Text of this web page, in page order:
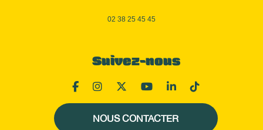
02 38 25 45 45
Suivez-nous
NOUS CONTACTER